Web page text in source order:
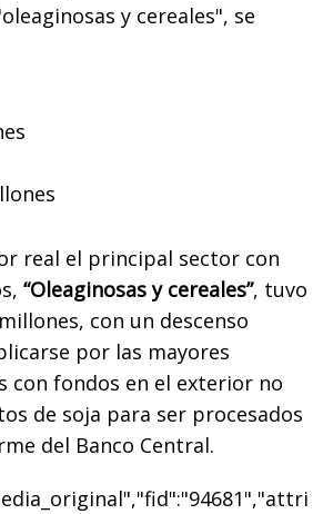
y cereales", se
real el principal sector con
“Oleaginosas y cereales”, tuvo
con un descenso
por las mayores
con fondos en el exterior no
de soja para ser procesados
del Banco Central.